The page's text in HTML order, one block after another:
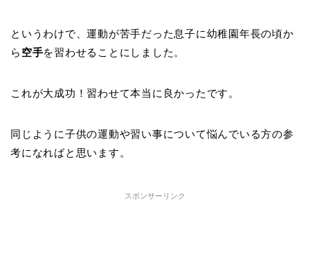
というわけで、運動が苦手だった息子に幼稚園年長の頃か
ら 空手を習わせることにしました。
これが大成功！習わせて本当に良かったです。
同じように子供の運動や習い事について悩んでいる方の参
考になればと思います。
スポンサーリンク